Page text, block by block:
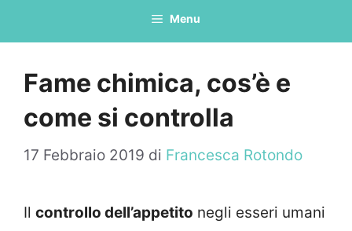
Menu
Fame chimica, cos’è e
come si controlla
17 Febbraio 2019 di Francesca Rotondo
Il controllo dell’appetito negli esseri umani